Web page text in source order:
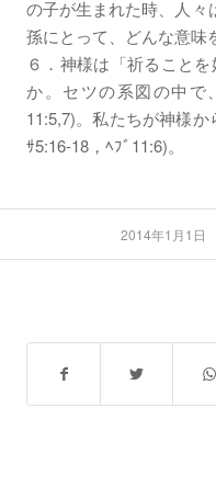
の子が生まれた時、人々
孫にとって、どんな意味
６．神様は「祈ること
か。セツの系図の中で
11:5,7)。私たちが神様
ｻ5:16-18，ﾍﾌﾞ11:6)。
2014年1月1日
/